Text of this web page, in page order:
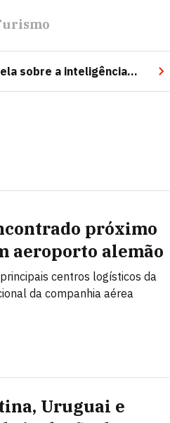
sobre a inteligência
próximo
aeroporto alemão
centros logísticos da
da companhia aérea
Uruguai e